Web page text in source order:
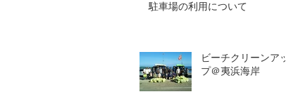
駐車場の利用について
ビーチクリーンアッ
プ＠夷浜海岸